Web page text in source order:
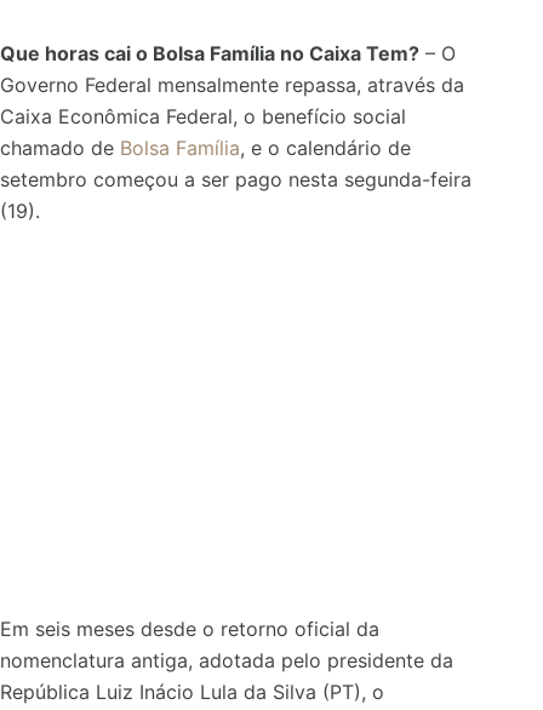
Que horas cai o Bolsa Família no Caixa Tem? – O
Governo Federal mensalmente repassa, através da
Caixa Econômica Federal, o benefício social
chamado de Bolsa Família, e o calendário de
setembro começou a ser pago nesta segunda-feira
(19).
Em seis meses desde o retorno oficial da
nomenclatura antiga, adotada pelo presidente da
República Luiz Inácio Lula da Silva (PT), o